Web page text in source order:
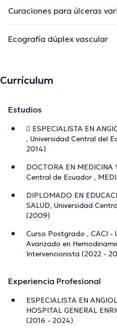
Curaciones para úlceras
Ecografía dúplex vascular
Currículum
Estudios
 ESPECIALISTA EN
, Universidad Central del
2014)
DOCTORA EN MEDICINA
Central de Ecuador ,
DIPLOMADO EN
SALUD, Universidad
(2009)
Curso Postgrado , CACI -
Avanzado en
Intervencionista (2022 -
Experiencia Profesional
ESPECIALISTA EN
HOSPITAL GENERAL
(2016 - 2024)